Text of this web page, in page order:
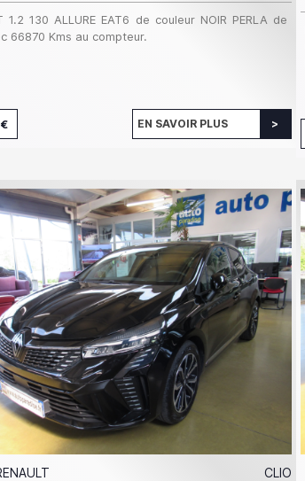
1.2 130 ALLURE EAT6 de couleur NOIR PERLA de
66870 Kms au compteur.
EN SAVOIR PLUS
CLIO